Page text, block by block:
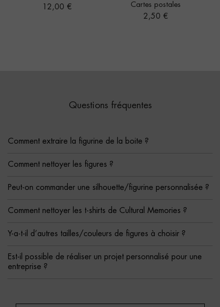
Prix
12,00 € Cartes postales
Prix
2,50 €
Questions fréquentes
Comment extraire la figurine de la boite ?
Comment nettoyer les figures ?
Peut-on commander une silhouette/figurine personnalisée ?
Comment nettoyer les t-shirts de Cultural Memories ?
Y-a-t-il d’autres tailles/couleurs de figures à choisir ?
Est-il possible de réaliser un projet personnalisé pour une
entreprise ?